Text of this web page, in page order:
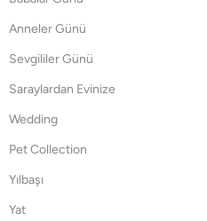
Anneler Günü
Sevgililer Günü
Saraylardan Evinize
Wedding
Pet Collection
Yılbaşı
Yat